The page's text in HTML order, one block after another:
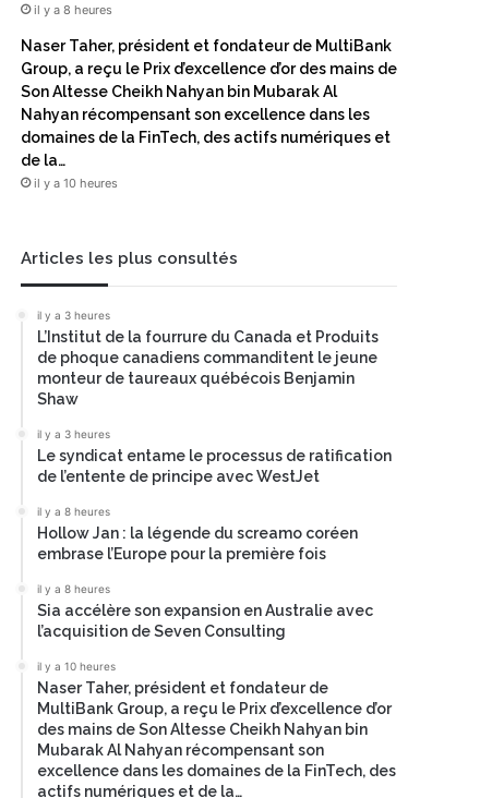
il y a 8 heures
Naser Taher, président et fondateur de MultiBank
Group, a reçu le Prix d’excellence d’or des mains de
Son Altesse Cheikh Nahyan bin Mubarak Al
Nahyan récompensant son excellence dans les
domaines de la FinTech, des actifs numériques et
de la…
il y a 10 heures
Articles les plus consultés
il y a 3 heures
L’Institut de la fourrure du Canada et Produits
de phoque canadiens commanditent le jeune
monteur de taureaux québécois Benjamin
Shaw
il y a 3 heures
Le syndicat entame le processus de ratification
de l’entente de principe avec WestJet
il y a 8 heures
Hollow Jan : la légende du screamo coréen
embrase l’Europe pour la première fois
il y a 8 heures
Sia accélère son expansion en Australie avec
l’acquisition de Seven Consulting
il y a 10 heures
Naser Taher, président et fondateur de
MultiBank Group, a reçu le Prix d’excellence d’or
des mains de Son Altesse Cheikh Nahyan bin
Mubarak Al Nahyan récompensant son
excellence dans les domaines de la FinTech, des
actifs numériques et de la…